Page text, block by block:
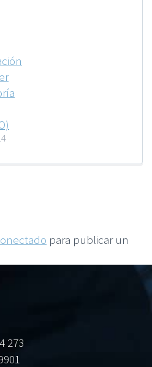
para publicar un
273